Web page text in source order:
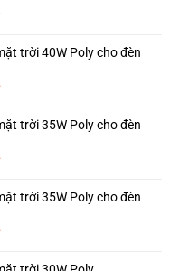
Giá
tại
669.493 ₫.
trời 40W Poly cho đèn
Giá
tại
453.871 ₫.
trời 35W Poly cho đèn
Giá
tại
594.957 ₫.
trời 35W Poly cho đèn
Giá